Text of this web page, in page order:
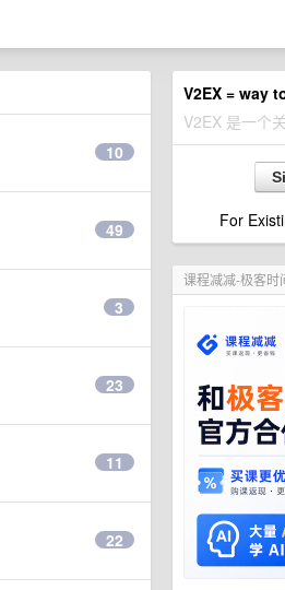
V2EX = way
V2EX 是一个
For
课程减减-极客时
10
49
3
23
11
22